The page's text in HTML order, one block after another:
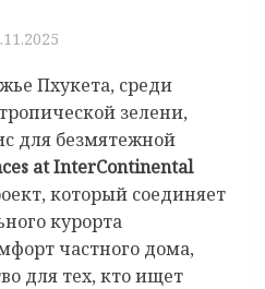
Пхукета, среди
зелени,
для безмятежной
at InterContinental
который соединяет
курорта
частного дома,
для тех, кто ищет